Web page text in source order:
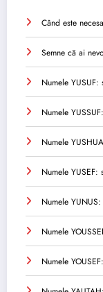
Când este
Semne că ai
Numele
Numele
Numele
Numele
Numele
Numele
Numele